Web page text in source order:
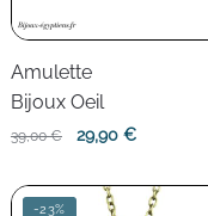
Amulette
Bijoux Oeil
39,00€
Le
initial
29,90 €Le
actuel
-23%